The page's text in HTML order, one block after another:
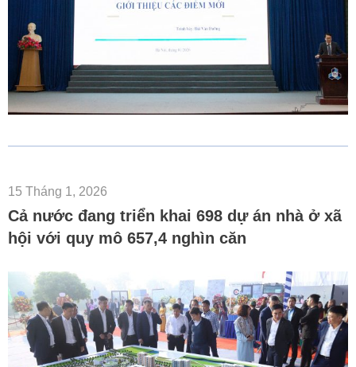
15 Tháng 1, 2026
Cả nước đang triển khai 698 dự án nhà ở xã
hội với quy mô 657,4 nghìn căn